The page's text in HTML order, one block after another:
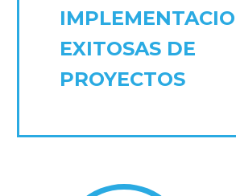
EXITOSAS DE
PROYECTOS